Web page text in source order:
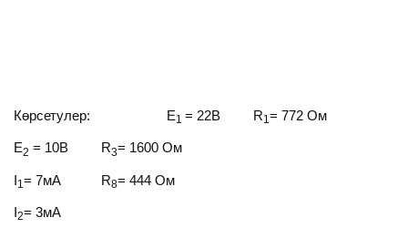
Көрсетулер: E1= 22В R1= 772 Ом
E2 = 10В R3= 1600 Ом
I1= 7мA R8= 444 Ом
I2= 3мA